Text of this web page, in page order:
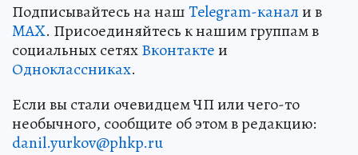
Подписывайтесь на нашTelegram-канали в
MAX. Присоединяйтесь к нашим группам в
социальных сетяхВконтактеи
Одноклассниках.
Если вы стали очевидцем ЧП или чего-то
необычного, сообщите об этом в редакцию:
danil.yurkov@phkp.ru